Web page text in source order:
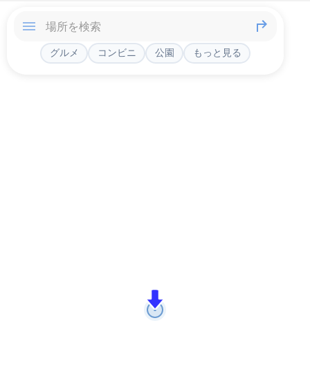
グルメ コンビニ 公園 もっと見る